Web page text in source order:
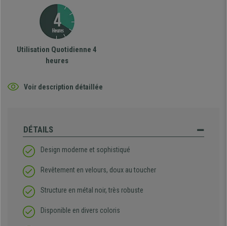
Utilisation Quotidienne 4
heures
Voir description détaillée
DÉTAILS
Design moderne et sophistiqué
Revêtement en velours, doux au toucher
Structure en métal noir, très robuste
Disponible en divers coloris